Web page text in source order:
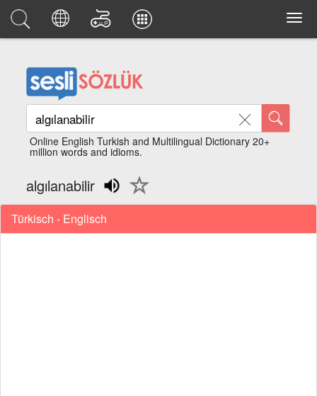
Online English Turkish and Multilingual Dictionary 20+
million words and idioms.
algılanabilir
Türkisch - Englisch